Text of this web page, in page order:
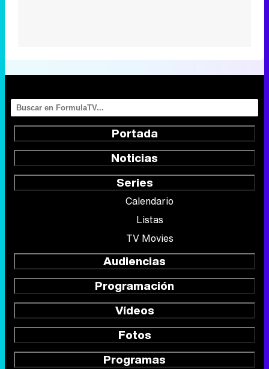
Portada
Noticias
Series
Calendario
Listas
TV Movies
Audiencias
Programación
Vídeos
Fotos
Programas